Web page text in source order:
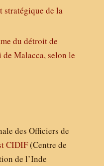
stratégique de la
du détroit de
Malacca, selon le
des Officiers de
CIDIF(Centre de
de l’Inde